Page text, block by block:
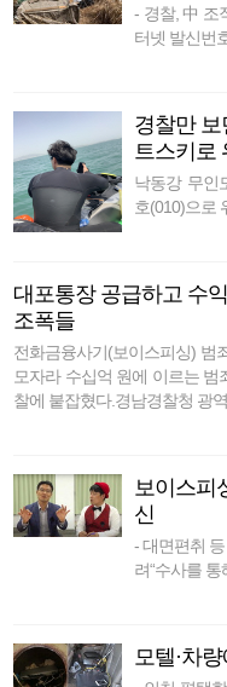
- 경찰, 中 조
터넷 발신번
경찰만 보
트스키로
낙동강 무인
호(010)으로
대포통장 공급하고 수
조폭들
전화금융사기(보이스피싱) 범
모자라 수십억 원에 이르는
찰에 붙잡혔다.경남경찰청 광역
보이스피
신
- 대면편취
려“수사를 통
모텔·차